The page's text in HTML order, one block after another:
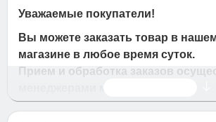
Уважаемые покупатели!
Вы можете заказать товар в
магазине в любое время суток.
Прием и обработка заказов
Время работы магазина: